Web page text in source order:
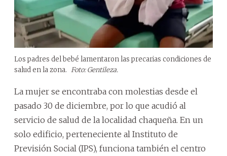
Los padres del bebé lamentaron las precarias condiciones de
salud en la zona. Foto: Gentileza.
La mujer se encontraba con molestias desde el
pasado 30 de diciembre, por lo que acudió al
servicio de salud de la localidad chaqueña. En un
solo edificio, perteneciente al Instituto de
Previsión Social (IPS), funciona también el centro